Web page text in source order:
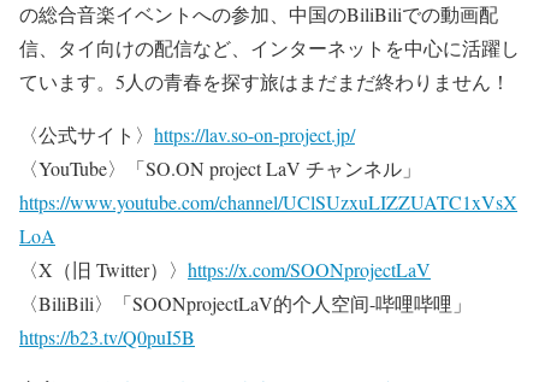
の総合⾳楽イベントへの参加、中国のBiliBiliでの動画配
信、タイ向けの配信など、インターネットを中⼼に活躍し
ています。5⼈の⻘春を探す旅はまだまだ終わりません！
〈公式サイト〉 https://lav.so-on-project.jp/
〈YouTube〉「SO.ON project LaV チャンネル」
https://www.youtube.com/channel/UClSUzxuLIZZUATC1xVsX
LoA
〈X（旧 Twitter）〉 https://x.com/SOONprojectLaV
〈BiliBili〉「SOONprojectLaV的个人空间-哔哩哔哩」
https://b23.tv/Q0puI5B